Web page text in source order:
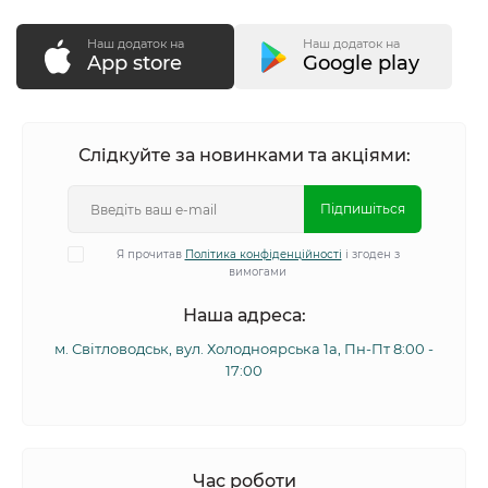
Наш додаток на
App store
Наш додаток на
Google play
Слідкуйте за новинками та акціями:
Підпишіться
Я прочитав Політика конфіденційності і згоден з
вимогами
Наша адреса:
м. Світловодськ, вул. Холодноярська 1а, Пн-Пт 8:00 -
17:00
Час роботи